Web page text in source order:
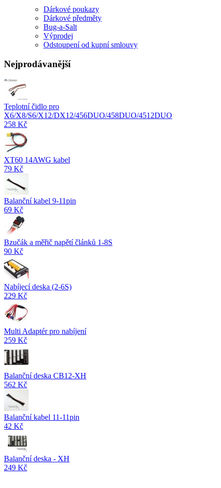
Dárkové poukazy
Dárkové předměty
Bug-a-Salt
Výprodej
Odstoupení od kupní smlouvy
Nejprodávanější
Teplotní čidlo pro
X6/X8/S6/X12/DX12/456DUO/458DUO/4512DUO
258 Kč
XT60 14AWG kabel
79 Kč
Balanční kabel 9-11pin
69 Kč
Bzučák a měřič napětí článků 1-8S
90 Kč
Nabíjecí deska (2-6S)
229 Kč
Multi Adaptér pro nabíjení
259 Kč
Balanční deska CB12-XH
562 Kč
Balanční kabel 11-11pin
42 Kč
Balanční deska - XH
249 Kč